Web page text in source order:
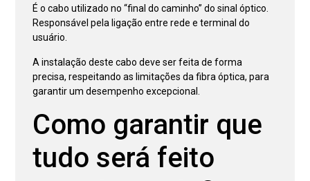
É o cabo utilizado no “final do caminho” do sinal óptico.
Responsável pela ligação entre rede e terminal do
usuário.
A instalação deste cabo deve ser feita de forma
precisa, respeitando as limitações da fibra óptica, para
garantir um desempenho excepcional.
Como garantir que
tudo será feito